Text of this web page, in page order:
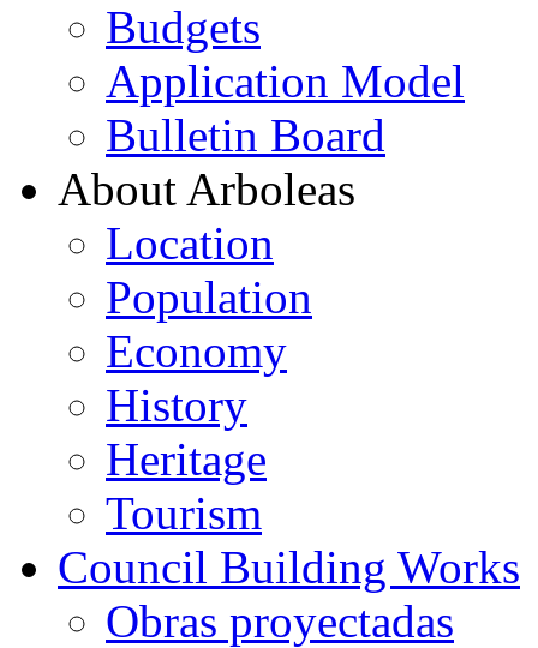
Budgets
Application Model
Bulletin Board
About Arboleas
Location
Population
Economy
History
Heritage
Tourism
Council Building Works
Obras proyectadas